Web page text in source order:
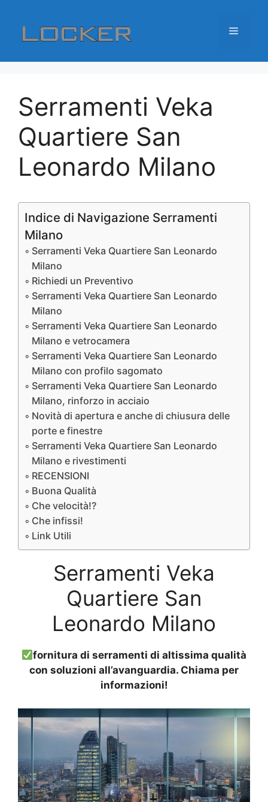
contenuto
Menu
Serramenti Veka
Quartiere San
Leonardo Milano
Indice di Navigazione Serramenti
Milano
Serramenti Veka Quartiere San Leonardo
Milano
Richiedi un Preventivo
Serramenti Veka Quartiere San Leonardo
Milano
Serramenti Veka Quartiere San Leonardo
Milano e vetrocamera
Serramenti Veka Quartiere San Leonardo
Milano con profilo sagomato
Serramenti Veka Quartiere San Leonardo
Milano, rinforzo in acciaio
Novità di apertura e anche di chiusura delle
porte e finestre
Serramenti Veka Quartiere San Leonardo
Milano e rivestimenti
RECENSIONI
Buona Qualità
Che velocità!?
Che infissi!
Link Utili
Serramenti Veka
Quartiere San
Leonardo Milano
fornitura di serramenti di altissima qualità
con soluzioni all’avanguardia. Chiama per
informazioni!